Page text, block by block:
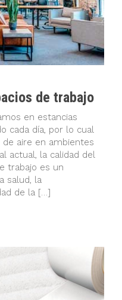
de trabajo
en estancias
cada día, por lo cual
de aire en ambientes
actual, la calidad del
trabajo es un
salud, la
de la […]